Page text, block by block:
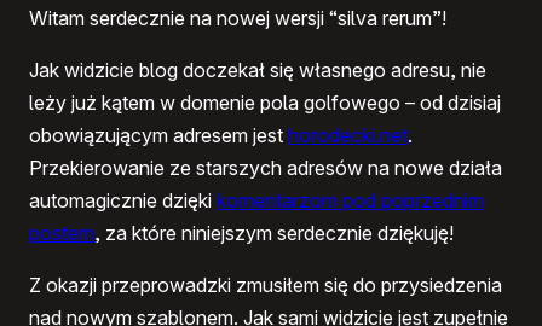
Witam serdecznie na nowej wersji “silva rerum”!
Jak widzicie blog doczekał się własnego adresu, nie
leży już kątem w domenie pola golfowego – od dzisiaj
obowiązującym adresem jest horodecki.net.
Przekierowanie ze starszych adresów na nowe działa
automagicznie dzięki komentarzom pod poprzednim
postem, za które niniejszym serdecznie dziękuję!
Z okazji przeprowadzki zmusiłem się do przysiedzenia
nad nowym szablonem. Jak sami widzicie jest zupełnie